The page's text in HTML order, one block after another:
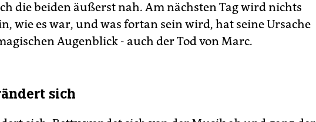
die beiden äußerst nah. Am nächsten Tag wird nichts
wie es war, und was fortan sein wird, hat seine Ursache
Augenblick - auch der Tod von Marc.
sich